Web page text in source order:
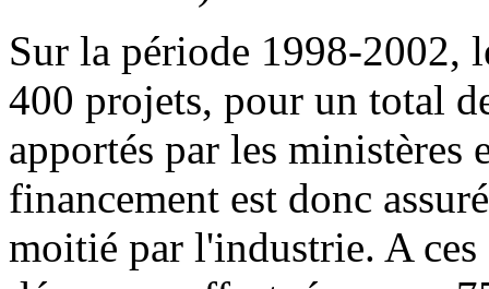
Sur la période 1998-2002,
400 projets, pour un total
apportés par les
financement est donc
moitié par l'industrie. A ces